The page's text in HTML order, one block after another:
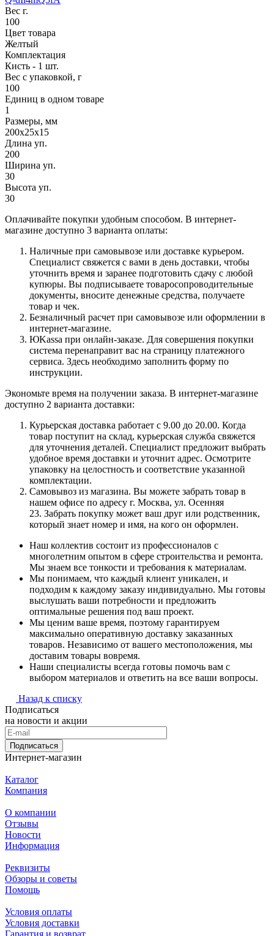
Вес г.
100
Цвет товара
Желтый
Комплектация
Кисть - 1 шт.
Вес с упаковкой, г
100
Единиц в одном товаре
1
Размеры, мм
200x25x15
Длина уп.
200
Ширина уп.
30
Высота уп.
30
Оплачивайте покупки удобным способом. В интернет-
магазине доступно 3 варианта оплаты:
Наличные при самовывозе или доставке курьером.
Специалист свяжется с вами в день доставки, чтобы
уточнить время и заранее подготовить сдачу с любой
купюры. Вы подписываете товаросопроводительные
документы, вносите денежные средства, получаете
товар и чек.
Безналичный расчет при самовывозе или оформлении в
интернет-магазине.
ЮKassa при онлайн-заказе. Для совершения покупки
система перенаправит вас на страницу платежного
сервиса. Здесь необходимо заполнить форму по
инструкции.
Экономьте время на получении заказа. В интернет-магазине
доступно 2 варианта доставки:
Курьерская доставка работает с 9.00 до 20.00. Когда
товар поступит на склад, курьерская служба свяжется
для уточнения деталей. Специалист предложит выбрать
удобное время доставки и уточнит адрес. Осмотрите
упаковку на целостность и соответствие указанной
комплектации.
Самовывоз из магазина. Вы можете забрать товар в
нашем офисе по адресу г. Москва, ул. Осенняя
23. Забрать покупку может ваш друг или родственник,
который знает номер и имя, на кого он оформлен.
Наш коллектив состоит из профессионалов с
многолетним опытом в сфере строительства и ремонта.
Мы знаем все тонкости и требования к материалам.
Мы понимаем, что каждый клиент уникален, и
подходим к каждому заказу индивидуально. Мы готовы
выслушать ваши потребности и предложить
оптимальные решения под ваш проект.
Мы ценим ваше время, поэтому гарантируем
максимально оперативную доставку заказанных
товаров. Независимо от вашего местоположения, мы
доставим товары вовремя.
Наши специалисты всегда готовы помочь вам с
выбором материалов и ответить на все ваши вопросы.
Назад к списку
Подписаться
на новости и акции
Подписаться
Интернет-магазин
Каталог
Компания
О компании
Отзывы
Новости
Информация
Реквизиты
Обзоры и советы
Помощь
Условия оплаты
Условия доставки
Гарантия и возврат